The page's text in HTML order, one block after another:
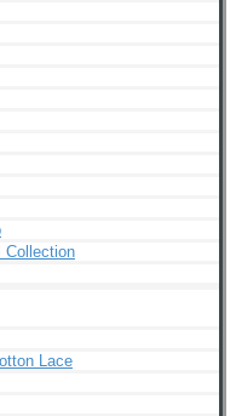
Collection
Lace